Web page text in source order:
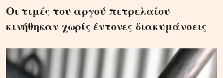
Οι τιμές του αργού πετρελαίου
κινήθηκαν χωρίς έντονες διακυμάνσεις